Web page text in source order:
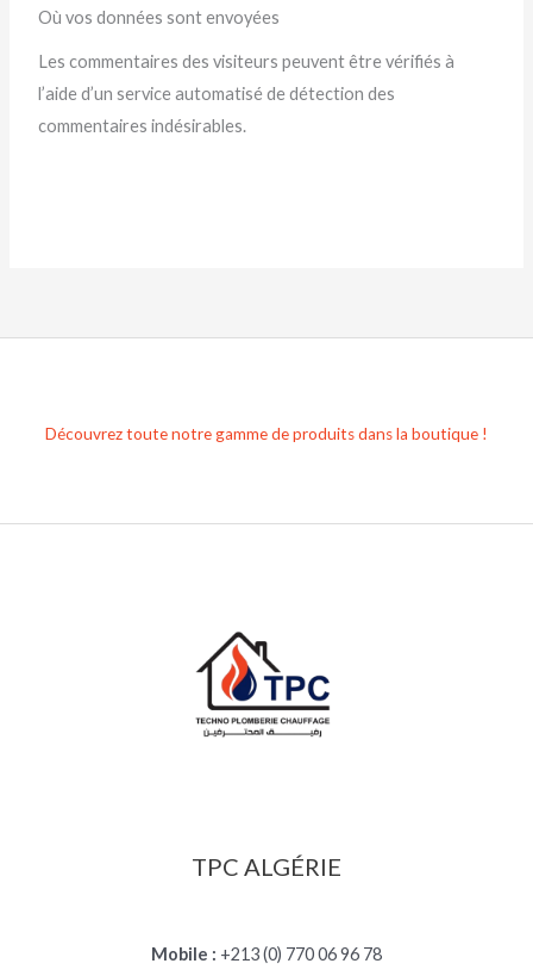
Où vos données sont envoyées
Les commentaires des visiteurs peuvent être vérifiés à
l’aide d’un service automatisé de détection des
commentaires indésirables.
Découvrez toute notre gamme de produits dans la boutique !
TPC ALGÉRIE
Mobile : +213 (0) 770 06 96 78